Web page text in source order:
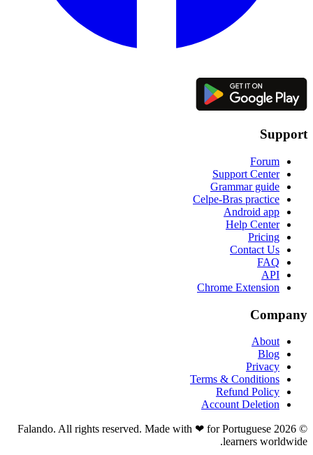
Support
Forum
Support Center
Grammar guide
Celpe-Bras practice
Android app
Help Center
Pricing
Contact Us
FAQ
API
Chrome Extension
Company
About
Blog
Privacy
Terms & Conditions
Refund Policy
Account Deletion
© 2026 Falando. All rights reserved. Made with ❤ for Portuguese
learners worldwide.